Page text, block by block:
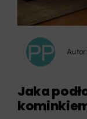
Autor:
Jaka